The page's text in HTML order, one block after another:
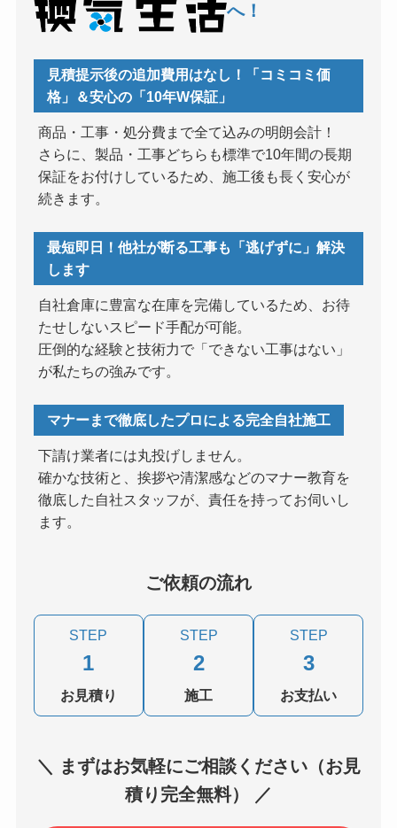
へ！
見積提示後の追加費用はなし！「コミコミ価
格」＆安心の「10年W保証」
商品・工事・処分費まで全て込みの明朗会計！
さらに、製品・工事どちらも標準で10年間の長期
保証をお付けしているため、施工後も長く安心が
続きます。
最短即日！他社が断る工事も「逃げずに」解決
します
自社倉庫に豊富な在庫を完備しているため、お待
たせしないスピード手配が可能。
圧倒的な経験と技術力で「できない工事はない」
が私たちの強みです。
マナーまで徹底したプロによる完全自社施工
下請け業者には丸投げしません。
確かな技術と、挨拶や清潔感などのマナー教育を
徹底した自社スタッフが、責任を持ってお伺いし
ます。
ご依頼の流れ
STEP
1
お見積り
STEP
2
施工
STEP
3
お支払い
＼ まずはお気軽にご相談ください（お見
積り完全無料） ／